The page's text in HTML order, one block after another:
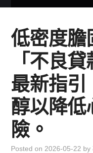
關於我：楊為傑
兒童青少年成長
育兒知識集
環遊世界行
直上雲霄去
低密度膽
「不良
最新指引
醇以降低
險。
Posted on 2026-05-22 by